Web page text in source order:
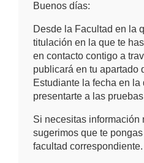
Buenos días:
Desde la Facultad en la
titulación en la que te
en contacto contigo a
publicará en tu apartado
Estudiante la fecha en la
presentarte a las
Si necesitas información
sugerimos que te
facultad correspondiente.